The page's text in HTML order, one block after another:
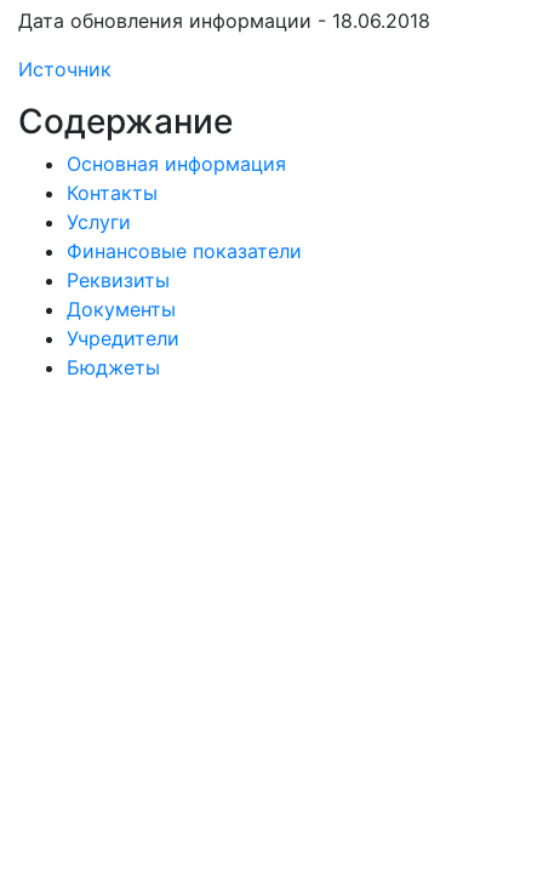
Дата обновления информации - 18.06.2018
Источник
Содержание
Основная информация
Контакты
Услуги
Финансовые показатели
Реквизиты
Документы
Учредители
Бюджеты